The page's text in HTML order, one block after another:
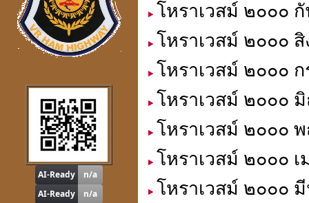
โปรแกรมดูดวงจีน2ภาษา
windows mobile
โปรแกรมดวงจีน
"รู้หนึ่ง-รู้หมด"
ดูดวง,หาฤกษ์ด้วยตนเอง
โหราเวสม์ ๒๐๐๐
โหราเวสม์ ๒๐๐๐
โหราเวสม์ ๒๐๐๐
โหราเวสม์ ๒๐๐๐
โหราเวสม์ ๒๐๐๐
โหราเวสม์ ๒๐๐๐
โหราเวสม์ ๒๐๐๐